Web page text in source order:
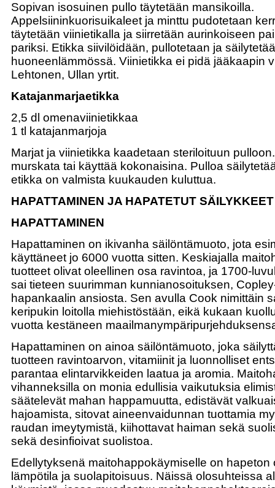
Sopivan isosuinen pullo täytetään mansikoilla.
Appelsiininkuorisuikaleet ja minttu pudotetaan
täytetään viinietikalla ja siirretään aurinkoiseen
pariksi. Etikka siivilöidään, pullotetaan ja
huoneenlämmössä. Viinietikka ei pidä jääkaapin
Lehtonen, Ullan yrtit.
Katajanmarjaetikka
2,5 dl omenaviinietikkaa
1 tl katajanmarjoja
Marjat ja viinietikka kaadetaan steriloituun
murskata tai käyttää kokonaisina. Pulloa
etikka on valmista kuukauden kuluttua.
HAPATTAMINEN JA HAPATETUT SÄILYKKEET
HAPATTAMINEN
Hapattaminen on ikivanha säilöntämuoto, jota
käyttäneet jo 6000 vuotta sitten. Keskiajalla
tuotteet olivat oleellinen osa ravintoa, ja 1700-
sai tieteen suurimman kunnianosoituksen,
hapankaalin ansiosta. Sen avulla Cook nimittäin
keripukin loitolla miehistöstään, eikä kukaan
vuotta kestäneen
Hapattaminen on ainoa säilöntämuoto, joka
tuotteen ravintoarvon, vitamiinit ja luonnolliset
parantaa elintarvikkeiden laatua ja aromia.
vihanneksilla on monia edullisia vaikutuksia
säätelevät mahan happamuutta, edistävät
hajoamista, sitovat aineenvaidunnan tuottamia
raudan imeytymistä, kiihottavat haiman sekä
sekä desinfioivat suolistoa.
Edellytyksenä maitohappokäymiselle on hapeton
lämpötila ja suolapitoisuus. Näissä olosuhteissa